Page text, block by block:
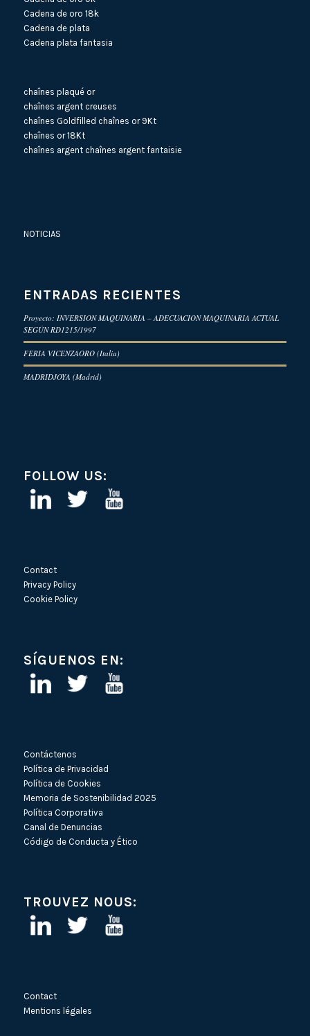
Cadena de oro 18k
Cadena de plata
Cadena plata fantasia
chaînes plaqué or
chaînes argent creuses
chaînes Goldfilled chaînes or 9Kt
chaînes or 18Kt
chaînes argent chaînes argent fantaisie
NOTICIAS
ENTRADAS RECIENTES
Proyecto: INVERSION MAQUINARIA – ADECUACION MAQUINARIA ACTUAL
SEGÚN RD1215/1997
FERIA VICENZAORO (Italia)
MADRIDJOYA (Madrid)
FOLLOW US:
Contact
Privacy Policy
Cookie Policy
SÍGUENOS EN:
Contáctenos
Política de Privacidad
Política de Cookies
Memoria de Sostenibilidad 2025
Política Corporativa
Canal de Denuncias
Código de Conducta y Ético
TROUVEZ NOUS:
Contact
Mentions légales